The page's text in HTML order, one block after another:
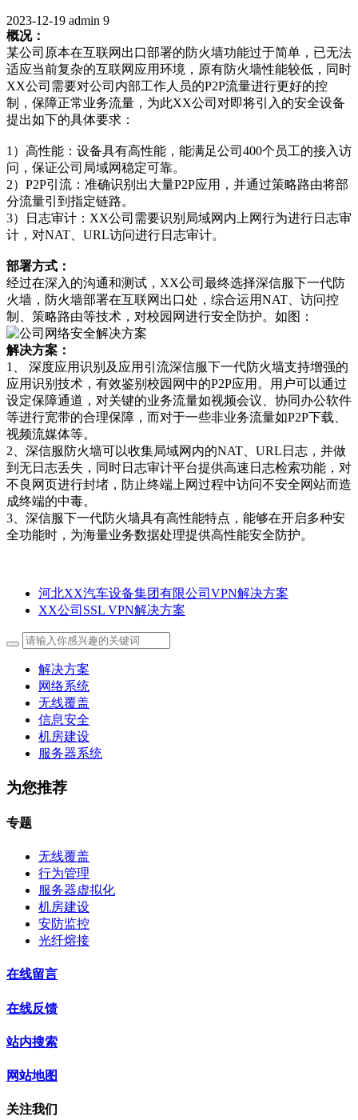
2023-12-19 admin 9
概况：
某公司原本在互联网出口部署的防火墙功能过于简单，已无法
适应当前复杂的互联网应用环境，原有防火墙性能较低，同时
XX公司需要对公司内部工作人员的P2P流量进行更好的控
制，保障正常业务流量，为此XX公司对即将引入的安全设备
提出如下的具体要求：
1）高性能：设备具有高性能，能满足公司400个员工的接入访
问，保证公司局域网稳定可靠。
2）P2P引流：准确识别出大量P2P应用，并通过策略路由将部
分流量引到指定链路。
3）日志审计：XX公司需要识别局域网内上网行为进行日志审
计，对NAT、URL访问进行日志审计。
部署方式：
经过在深入的沟通和测试，XX公司最终选择深信服下一代防
火墙，防火墙部署在互联网出口处，综合运用NAT、访问控
制、策略路由等技术，对校园网进行安全防护。如图：
解决方案：
1、 深度应用识别及应用引流深信服下一代防火墙支持增强的
应用识别技术，有效鉴别校园网中的P2P应用。用户可以通过
设定保障通道，对关键的业务流量如视频会议、协同办公软件
等进行宽带的合理保障，而对于一些非业务流量如P2P下载、
视频流媒体等。
2、深信服防火墙可以收集局域网内的NAT、URL日志，并做
到无日志丢失，同时日志审计平台提供高速日志检索功能，对
不良网页进行封堵，防止终端上网过程中访问不安全网站而造
成终端的中毒。
3、深信服下一代防火墙具有高性能特点，能够在开启多种安
全功能时，为海量业务数据处理提供高性能安全防护。
河北XX汽车设备集团有限公司VPN解决方案
XX公司SSL VPN解决方案
解决方案
网络系统
无线覆盖
信息安全
机房建设
服务器系统
为您推荐
专题
无线覆盖
行为管理
服务器虚拟化
机房建设
安防监控
光纤熔接
在线留言
在线反馈
站内搜索
网站地图
关注我们